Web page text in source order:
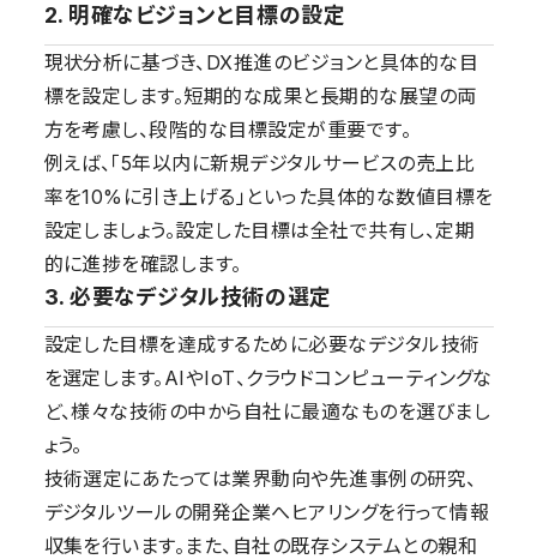
2. 明確なビジョンと目標の設定
現状分析に基づき、DX推進のビジョンと具体的な目
標を設定します。短期的な成果と長期的な展望の両
方を考慮し、段階的な目標設定が重要です。
例えば、「5年以内に新規デジタルサービスの売上比
率を10%に引き上げる」といった具体的な数値目標を
設定しましょう。設定した目標は全社で共有し、定期
的に進捗を確認します。
3. 必要なデジタル技術の選定
設定した目標を達成するために必要なデジタル技術
を選定します。AIやIoT、クラウドコンピューティングな
ど、様々な技術の中から自社に最適なものを選びまし
ょう。
技術選定にあたっては業界動向や先進事例の研究、
デジタルツールの開発企業へヒアリングを行って情報
収集を行います。また、自社の既存システムとの親和